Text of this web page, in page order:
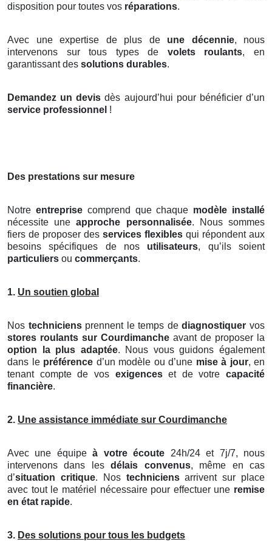
disposition pour toutes vos réparations.
Avec une expertise de plus de une décennie, nous
intervenons sur tous types de volets roulants, en
garantissant des solutions durables.
Demandez un devis dès aujourd’hui pour bénéficier d’un
service professionnel !
Des prestations sur mesure
Notre entreprisecomprend que chaque modèle installé
nécessite uneapproche personnalisée. Nous sommes
fiers de proposer des services flexibles qui répondent aux
besoins spécifiques de nos utilisateurs, qu’ils soient
particuliers ou commerçants.
1. Un soutien global
Nos techniciensprennent le temps dediagnostiquer vos
stores roulants sur Courdimanche avant de proposer la
option la plus adaptée. Nous vous guidons également
dans le préférence d’un modèle ou d’une mise à jour, en
tenant compte de vos exigenceset de votre capacité
financière.
2. Une assistance immédiate sur Courdimanche
Avec une équipeà votre écoute 24h/24 et 7j/7, nous
intervenons dans lesdélais convenus, même en cas
d’situation critique. Nos techniciensarrivent sur place
avec tout le matériel nécessaire pour effectuer une remise
en état rapide.
3. Des solutions pour tous les budgets